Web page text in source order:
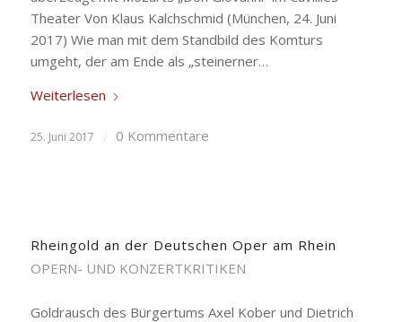
Theater Von Klaus Kalchschmid (München, 24. Juni
2017) Wie man mit dem Standbild des Komturs
umgeht, der am Ende als „steinerner…
Weiterlesen
25. Juni 2017 / 0 Kommentare
Rheingold an der Deutschen Oper am Rhein
OPERN- UND KONZERTKRITIKEN
Goldrausch des Bürgertums Axel Kober und Dietrich